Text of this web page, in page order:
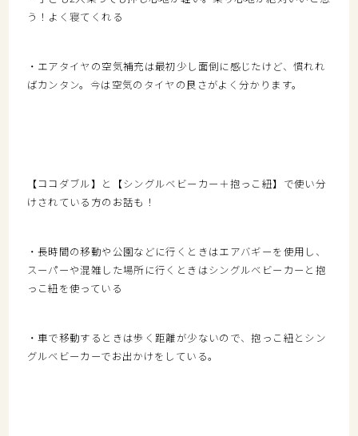
う！よく寝てくれる
・エアタイヤの空気補充は最初少し面倒に感じたけど、慣れれ
ばカンタン。今は空気のタイヤの良さがよく分かります。
【ココダブル】と【シングルベビーカー＋抱っこ紐】で使い分
けされている方のお話も！
・長時間の移動や公園などに行くときはエアバギーを使用し、
スーパーや混雑した場所に行くときはシングルベビーカーと抱
っこ紐を使っている
・車で移動するときは歩く距離が少ないので、抱っこ紐とシン
グルベビーカーでお出かけをしている。